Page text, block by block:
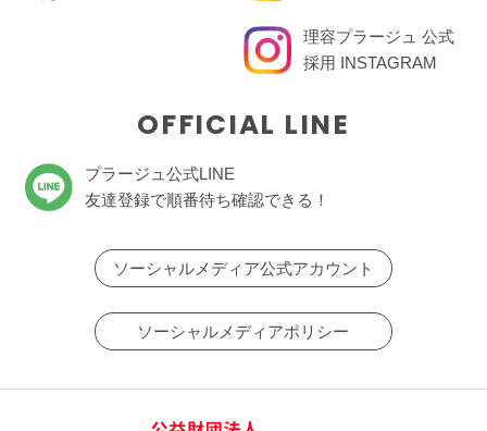
理容プラージュ 公式
採用 INSTAGRAM
OFFICIAL LINE
プラージュ公式LINE
友達登録で順番待ち確認できる！
ソーシャルメディア公式アカウント
ソーシャルメディアポリシー